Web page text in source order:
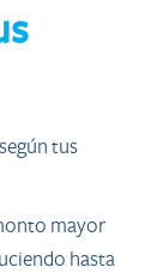
tus
mayor
hasta